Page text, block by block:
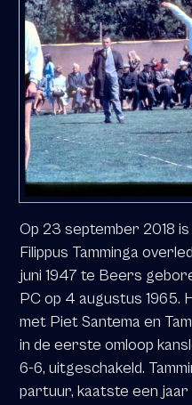
Op 23 september 2018
Filippus Tamminga
juni 1947 te Beers
PC op 4 augustus 1965.
met Piet Santema en
in de eerste omloop
6-6, uitgeschakeld.
partuur, kaatste een